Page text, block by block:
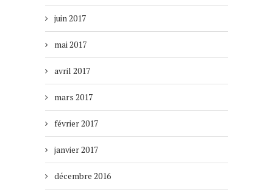
juin 2017
mai 2017
avril 2017
mars 2017
février 2017
janvier 2017
décembre 2016